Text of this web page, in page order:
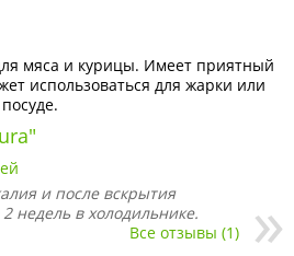
мяса и курицы. Имеет приятный
использоваться для жарки или
и после вскрытия
недель в холодильнике.
Все отзывы (1)